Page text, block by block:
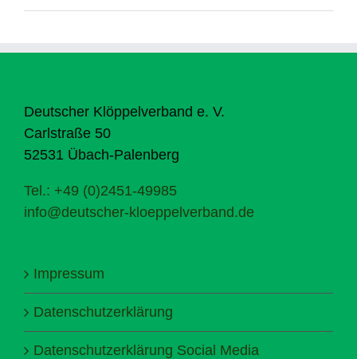
Deutscher Klöppelverband e. V.
Carlstraße 50
52531 Übach-Palenberg
Tel.: +49 (0)2451-49985
info@deutscher-kloeppelverband.de
Impressum
Datenschutzerklärung
Datenschutzerklärung Social Media